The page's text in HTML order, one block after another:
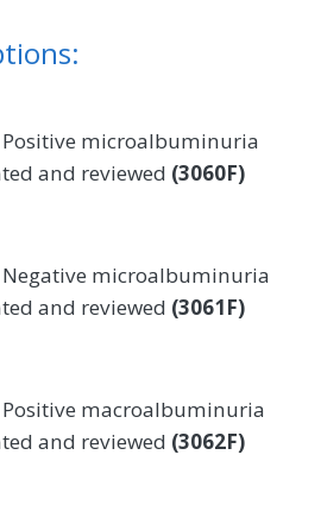
Positive microalbuminuria
and reviewed (3060F)
Negative microalbuminuria
and reviewed (3061F)
Positive macroalbuminuria
and reviewed (3062F)